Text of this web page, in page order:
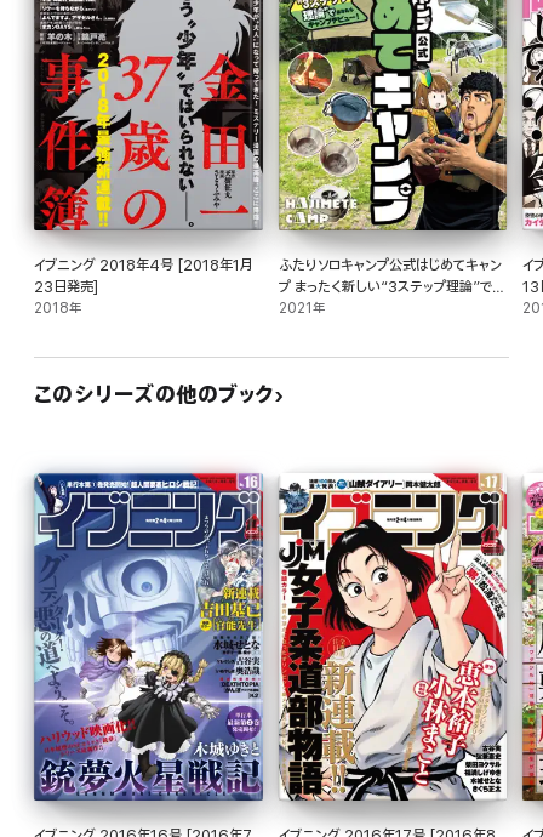
イブニング 2018年4号 [2018年1月
23日発売]
2018年
ふたりソロキャンプ公式はじめてキャン
プ まったく新しい“3ステップ理論”であ
なたもキャンプデビュー!
2021年
イ
13
このシリーズの他のブック